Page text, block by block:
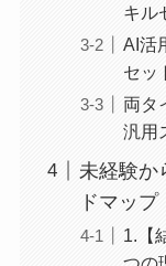
キル
AI活
セッ
両タ
汎用
未経験か
ドマップ
1.【